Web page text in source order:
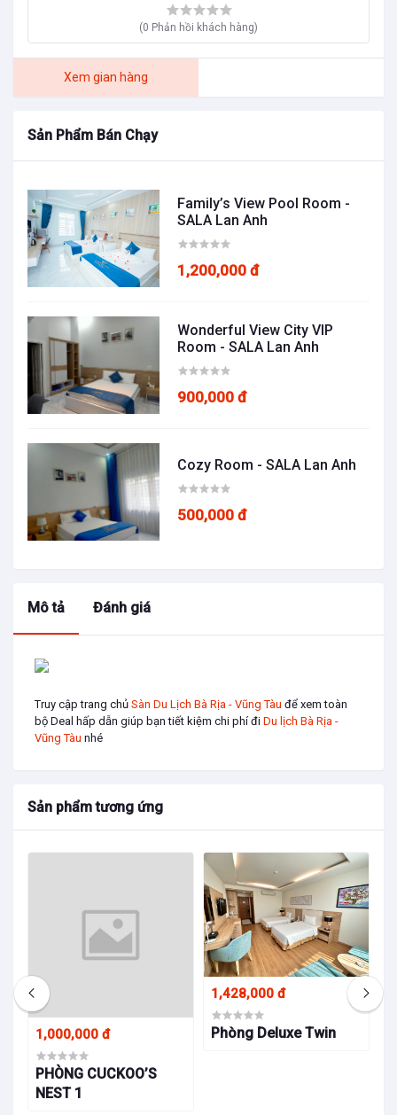
(0 Phản hồi khách hàng)
Xem gian hàng
Sản Phẩm Bán Chạy
Family’s View Pool Room -
SALA Lan Anh
1,200,000 đ
Wonderful View City VIP
Room - SALA Lan Anh
900,000 đ
Cozy Room - SALA Lan Anh
500,000 đ
Mô tả Đánh giá
Truy cập trang chủ Sàn Du Lịch Bà Rịa - Vũng Tàu để xem toàn
bộ Deal hấp dẫn giúp bạn tiết kiệm chi phí đi Du lịch Bà Rịa -
Vũng Tàu nhé
Sản phẩm tương ứng
1,000,000 đ
PHÒNG CUCKOO’S
NEST 1
1,428,000 đ
Phòng Deluxe Twin